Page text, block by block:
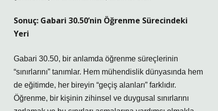
Sonuç: Gabari 30.50’nin Öğrenme Sürecindeki
Yeri
Gabari 30.50, bir anlamda öğrenme süreçlerinin
“sınırlarını” tanımlar. Hem mühendislik dünyasında hem
de eğitimde, her bireyin “geçiş alanları” farklıdır.
Öğrenme, bir kişinin zihinsel ve duygusal sınırlarını